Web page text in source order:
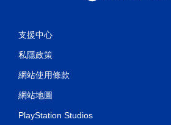
支援中心
私隱政策
網站使用條款
網站地圖
PlayStation Studios